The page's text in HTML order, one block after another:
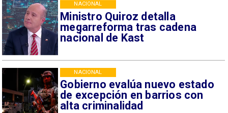
Ministro Quiroz detalla
megarreforma tras cadena
nacional de Kast
NACIONAL
Gobierno evalúa nuevo estado
de excepción en barrios con
alta criminalidad
NACIONAL